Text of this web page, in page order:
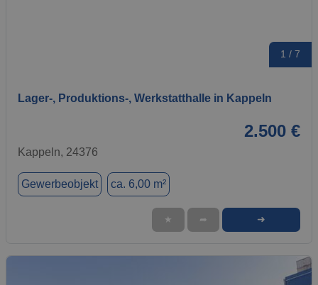
1 / 7
Lager-, Produktions-, Werkstatthalle in Kappeln
2.500 €
Kappeln, 24376
Gewerbeobjekt ca. 6,00 m²
★ ➦ ➜